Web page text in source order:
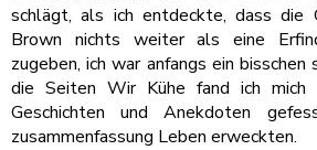
schlägt, als ich entdeckte, dass die
Brown nichts weiter als eine
zugeben, ich war anfangs ein bisschen
die Seiten Wir Kühe fand ich mich
Geschichten und Anekdoten
zusammenfassung Leben erweckten.